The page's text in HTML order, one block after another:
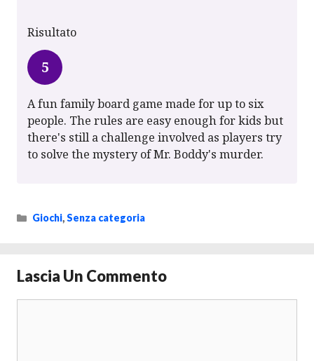
Risultato
5
A fun family board game made for up to six
people. The rules are easy enough for kids but
there's still a challenge involved as players try
to solve the mystery of Mr. Boddy's murder.
Categorie
Giochi,Senza categoria
Lascia Un Commento